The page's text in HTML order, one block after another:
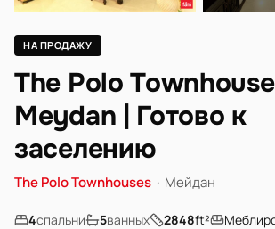
НА ПРОДАЖУ
The Polo
Meydan | Готово к
заселению
The Polo Townhouses · Мейдан
4спальни 5ванных 2848ft²